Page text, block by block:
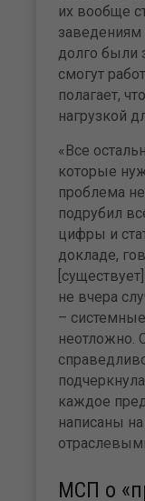
их вообще
заведениям
долго были
смогут
полагает,
нагрузкой
«Все
которые
проблема
подрубил
цифры и
докладе,
не вчера
–
неотложно.
каждое
написаны
МСП о